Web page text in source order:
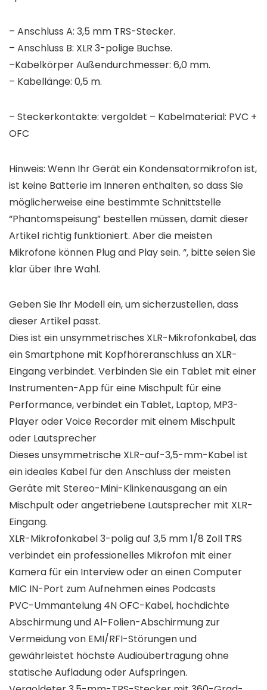
– Anschluss A: 3,5 mm TRS-Stecker.
– Anschluss B: XLR 3-polige Buchse.
–Kabelkörper Außendurchmesser: 6,0 mm.
– Kabellänge: 0,5 m.
– Steckerkontakte: vergoldet – Kabelmaterial: PVC +
OFC
Hinweis: Wenn Ihr Gerät ein Kondensatormikrofon ist,
ist keine Batterie im Inneren enthalten, so dass Sie
möglicherweise eine bestimmte Schnittstelle
“Phantomspeisung” bestellen müssen, damit dieser
Artikel richtig funktioniert. Aber die meisten
Mikrofone können Plug and Play sein. “, bitte seien Sie
klar über Ihre Wahl.
Geben Sie Ihr Modell ein, um sicherzustellen, dass
dieser Artikel passt.
Dies ist ein unsymmetrisches XLR-Mikrofonkabel, das
ein Smartphone mit Kopfhöreranschluss an XLR-
Eingang verbindet. Verbinden Sie ein Tablet mit einer
Instrumenten-App für eine Mischpult für eine
Performance, verbindet ein Tablet, Laptop, MP3-
Player oder Voice Recorder mit einem Mischpult
oder Lautsprecher
Dieses unsymmetrische XLR-auf-3,5-mm-Kabel ist
ein ideales Kabel für den Anschluss der meisten
Geräte mit Stereo-Mini-Klinkenausgang an ein
Mischpult oder angetriebene Lautsprecher mit XLR-
Eingang.
XLR-Mikrofonkabel 3-polig auf 3,5 mm 1/8 Zoll TRS
verbindet ein professionelles Mikrofon mit einer
Kamera für ein Interview oder an einen Computer
MIC IN-Port zum Aufnehmen eines Podcasts
PVC-Ummantelung 4N OFC-Kabel, hochdichte
Abschirmung und Al-Folien-Abschirmung zur
Vermeidung von EMI/RFI-Störungen und
gewährleistet höchste Audioübertragung ohne
statische Aufladung oder Aufspringen.